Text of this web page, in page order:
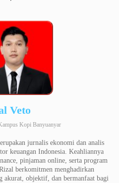
Veto
Kopi Banyuanyar
jurnalis ekonomi dan analis
keuangan Indonesia. Keahliannya
pinjaman online, serta program
berkomitmen menghadirkan
akurat, objektif, dan bermanfaat bagi